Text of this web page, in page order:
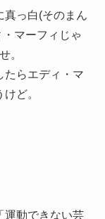
真っ白(そのまん
マーフィじゃ
。
たらエディ・マ
ど。
運動できない芸